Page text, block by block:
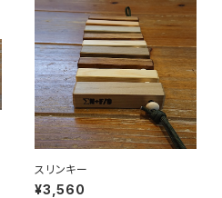
スリンキー
¥3,560